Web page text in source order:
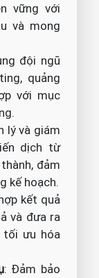
vững với
và mong
đội ngũ
quảng
với mục
lý và giám
dịch từ
đảm
kế hoạch.
kết quả
và đưa ra
tối ưu hóa
: Đảm bảo